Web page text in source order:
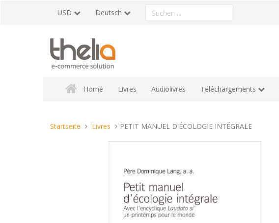
USD Deutsch
Ein
Produkt
Home Livres Audiolivres Téléchargements
Sie
Startseite Livres PETIT MANUEL D'ÉCOLOGIE INTÉGRALE